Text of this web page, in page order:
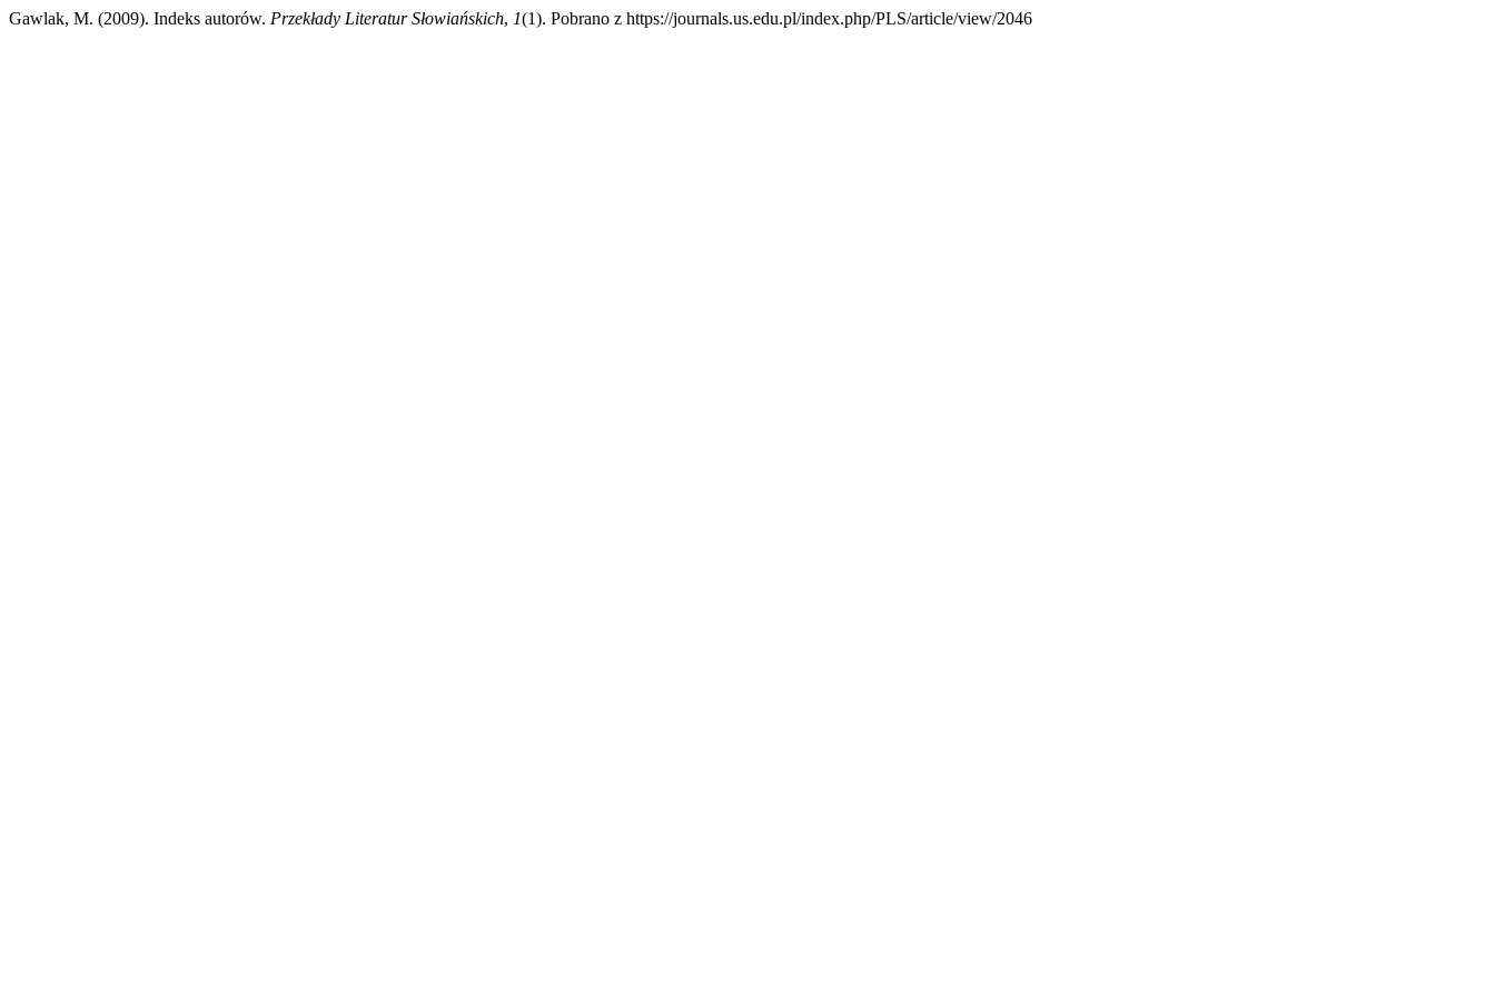
Gawlak, M. (2009). Indeks autorów. Przekłady Literatur Słowiańskich, 1(1). Pobrano z https://journals.us.edu.pl/index.php/PLS/article/view/2046